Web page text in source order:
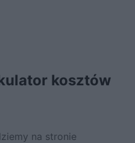
kosztów
na stronie